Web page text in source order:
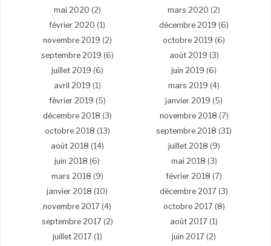
mai 2020 (2) mars 2020 (2)
février 2020 (1) décembre 2019 (6)
novembre 2019 (2) octobre 2019 (6)
septembre 2019 (6) août 2019 (3)
juillet 2019 (6) juin 2019 (6)
avril 2019 (1) mars 2019 (4)
février 2019 (5) janvier 2019 (5)
décembre 2018 (3) novembre 2018 (7)
octobre 2018 (13) septembre 2018 (31)
août 2018 (14) juillet 2018 (9)
juin 2018 (6) mai 2018 (3)
mars 2018 (9) février 2018 (7)
janvier 2018 (10) décembre 2017 (3)
novembre 2017 (4) octobre 2017 (8)
septembre 2017 (2) août 2017 (1)
juillet 2017 (1) juin 2017 (2)